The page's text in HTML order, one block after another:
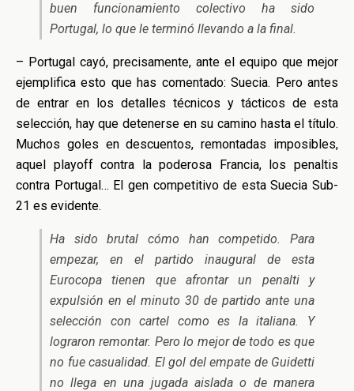
buen funcionamiento colectivo ha sido
Portugal, lo que le terminó llevando a la final.
– Portugal cayó, precisamente, ante el equipo que mejor
ejemplifica esto que has comentado: Suecia. Pero antes
de entrar en los detalles técnicos y tácticos de esta
selección, hay que detenerse en su camino hasta el título.
Muchos goles en descuentos, remontadas imposibles,
aquel playoff contra la poderosa Francia, los penaltis
contra Portugal… El gen competitivo de esta Suecia Sub-
21 es evidente.
Ha sido brutal cómo han competido. Para
empezar, en el partido inaugural de esta
Eurocopa tienen que afrontar un penalti y
expulsión en el minuto 30 de partido ante una
selección con cartel como es la italiana. Y
lograron remontar. Pero lo mejor de todo es que
no fue casualidad. El gol del empate de Guidetti
no llega en una jugada aislada o de manera